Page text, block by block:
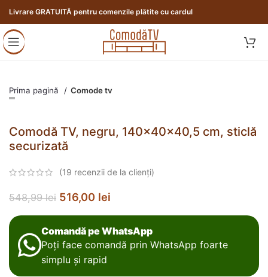
Livrare GRATUITĂ pentru comenzile plătite cu cardul
Prima pagină Comode tv
Comodă TV, negru, 140x40x40,5 cm, sticlă
securizată
(19 recenzii de la clienți)
548,99lei 516,00 lei
Comandă pe WhatsApp
Poți face comandă prin WhatsApp foarte
simplu și rapid